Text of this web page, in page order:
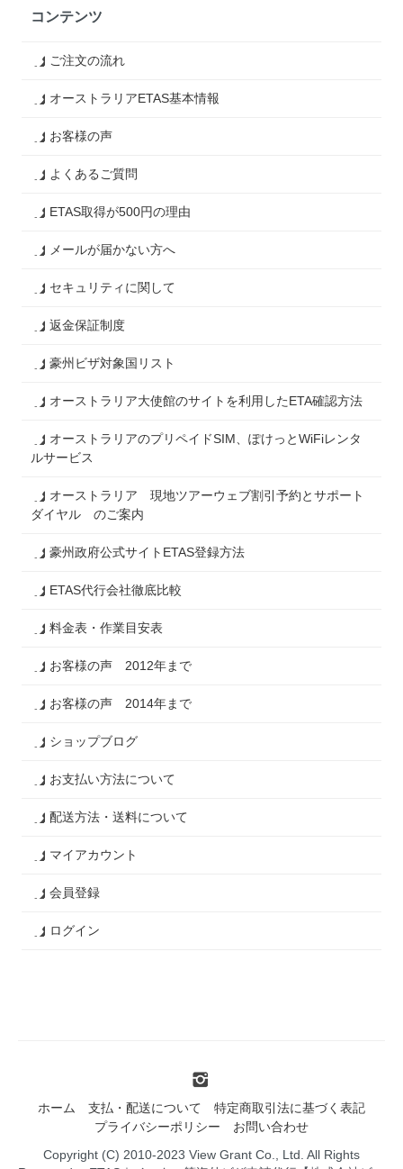
コンテンツ
ご注文の流れ
オーストラリアETAS基本情報
お客様の声
よくあるご質問
ETAS取得が500円の理由
メールが届かない方へ
セキュリティに関して
返金保証制度
豪州ビザ対象国リスト
オーストラリア大使館のサイトを利用したETA確認方法
オーストラリアのプリペイドSIM、ぽけっとWiFiレンタ
ルサービス
オーストラリア 現地ツアーウェブ割引予約とサポート
ダイヤル のご案内
豪州政府公式サイトETAS登録方法
ETAS代行会社徹底比較
料金表・作業目安表
お客様の声 2012年まで
お客様の声 2014年まで
ショップブログ
お支払い方法について
配送方法・送料について
マイアカウント
会員登録
ログイン
ホーム 支払・配送について
特定商取引法に基づく表記
プライバシーポリシー
お問い合わせ
Copyright (C) 2010-2023 View Grant Co., Ltd. All Rights